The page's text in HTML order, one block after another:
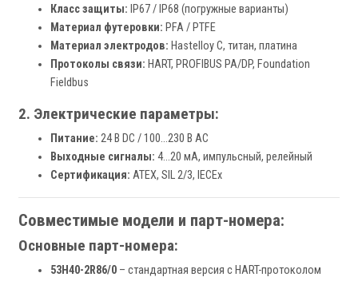
Класс защиты: IP67 / IP68 (погружные варианты)
Материал футеровки: PFA / PTFE
Материал электродов: Hastelloy C, титан, платина
Протоколы связи: HART, PROFIBUS PA/DP, Foundation
Fieldbus
2. Электрические параметры:
Питание: 24 В DC / 100…230 В AC
Выходные сигналы: 4…20 мА, импульсный, релейный
Сертификация: ATEX, SIL 2/3, IECEx
Совместимые модели и парт-номера:
Основные парт-номера:
53H40-2R86/0 – стандартная версия с HART-протоколом